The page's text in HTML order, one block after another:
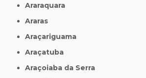
Araraquara
Araras
Araçariguama
Araçatuba
Araçoiaba da Serra